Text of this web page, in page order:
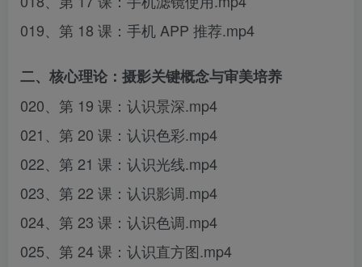
019、第 18 课：手机 APP 推荐.mp4
二、核心理论：摄影关键概念与审美培养
020、第 19 课：认识景深.mp4
021、第 20 课：认识色彩.mp4
022、第 21 课：认识光线.mp4
023、第 22 课：认识影调.mp4
024、第 23 课：认识色调.mp4
025、第 24 课：认识直方图.mp4